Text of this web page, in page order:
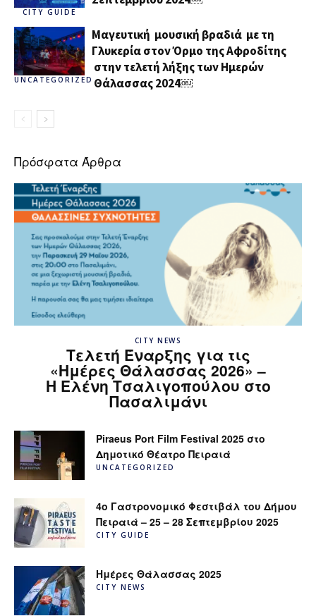
CITY GUIDE
UNCATEGORIZED
Μαγευτική μουσική βραδιά με τη
Γλυκερία στον Όρμο της Αφροδίτης
στην τελετή λήξης των Ημερών
Θάλασσας 2024￼
Πρόσφατα Άρθρα
CITY NEWS
Τελετή Έναρξης για τις
«Ημέρες Θάλασσας 2026» –
H Ελένη Τσαλιγοπούλου στο
Πασαλιμάνι
Piraeus Port Film Festival 2025 στο
Δημοτικό Θέατρο Πειραιά
UNCATEGORIZED
4ο Γαστρονομικό Φεστιβάλ του Δήμου
Πειραιά – 25 – 28 Σεπτεμβρίου 2025
CITY GUIDE
Ημέρες Θάλασσας 2025
CITY NEWS